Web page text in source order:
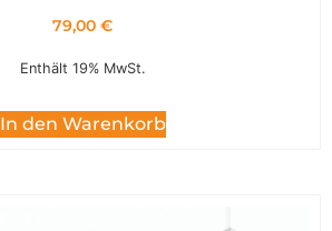
79,00 €
Enthält 19% MwSt.
In den Warenkorb